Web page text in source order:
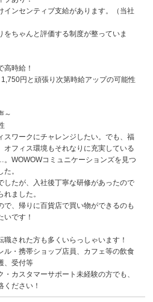
インセンティブ支給があります。（当社
をちゃんと評価する制度が整っていま
高時給！
円と頑張り次第時給アップの可能性
～
スワークにチャレンジしたい。でも、福
オフィス環境もそれなりに充実している
。WOWOWコミュニケーションズを見つ
。
したが、入社後丁寧な研修があったので
ました。
で、帰りに百貨店で買い物ができるのも
いです！
職された方も多くいらっしゃいます！
ル・携帯ショップ店員、カフェ等の飲食
、受付等
・カスタマーサポート未経験の方でも、
ください！